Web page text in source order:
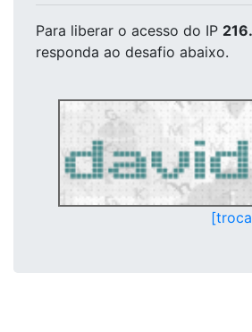
Para liberar o acesso do IP
responda ao desafio abaixo.